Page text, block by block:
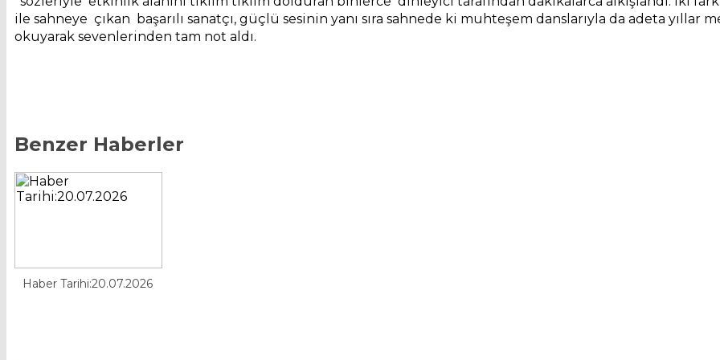
ile sahneye çıkan başarılı sanatçı, güçlü sesinin yanı sıra sahnede ki muhteşem danslarıyla da adeta yıllar
okuyarak sevenlerinden tam not aldı.
Benzer Haberler
Haber Tarihi:20.07.2026